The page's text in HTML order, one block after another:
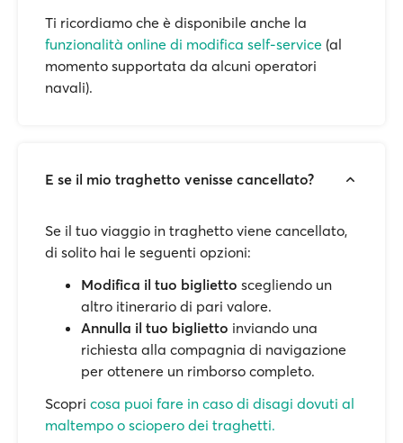
Ti ricordiamo che è disponibile anche la
funzionalità online di modifica self-service (al
momento supportata da alcuni operatori
navali).
E se il mio traghetto venisse cancellato?
Se il tuo viaggio in traghetto viene cancellato,
di solito hai le seguenti opzioni:
Modifica il tuo biglietto scegliendo un
altro itinerario di pari valore.
Annulla il tuo biglietto inviando una
richiesta alla compagnia di navigazione
per ottenere un rimborso completo.
Scopri cosa puoi fare in caso di disagi dovuti al
maltempo o sciopero dei traghetti.